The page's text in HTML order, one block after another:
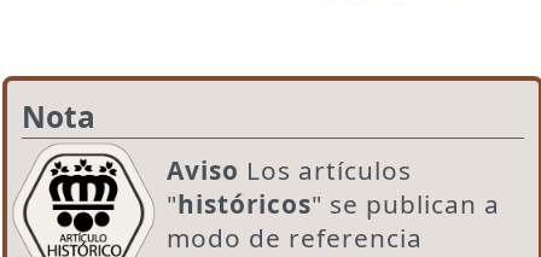
Nota
Aviso Los artículos
"históricos" se publican a
modo de referencia